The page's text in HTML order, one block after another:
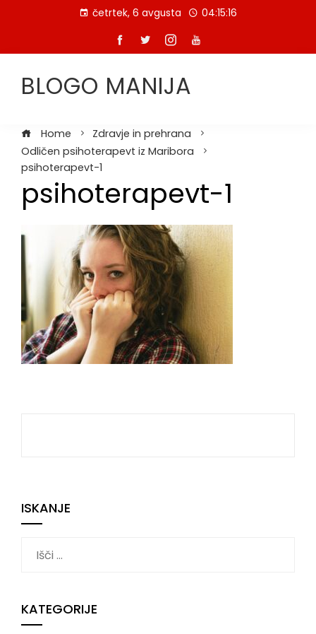
četrtek, 6 avgusta 04:15:16
BLOGO MANIJA
Home
Zdravje in prehrana
Odličen psihoterapevt iz Maribora
psihoterapevt-1
psihoterapevt-1
ISKANJE
KATEGORIJE